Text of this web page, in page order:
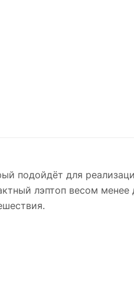
подойдёт для
лэптоп весом